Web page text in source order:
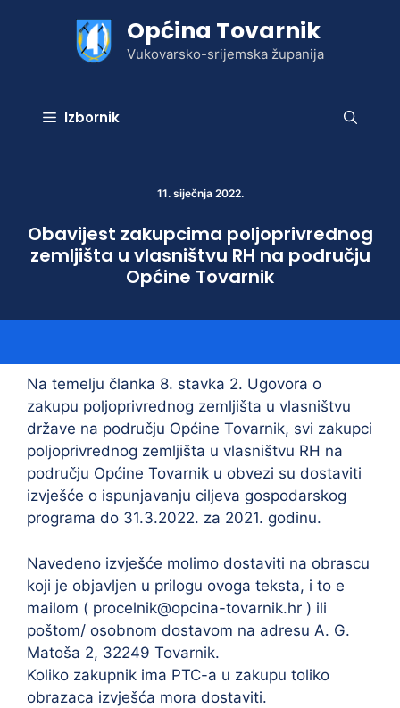
Općina Tovarnik
Vukovarsko-srijemska županija
Izbornik
11. siječnja 2022.
Obavijest zakupcima poljoprivrednog
zemljišta u vlasništvu RH na području
Općine Tovarnik
Na temelju članka 8. stavka 2. Ugovora o
zakupu poljoprivrednog zemljišta u vlasništvu
države na području Općine Tovarnik, svi zakupci
poljoprivrednog zemljišta u vlasništvu RH na
području Općine Tovarnik u obvezi su dostaviti
izvješće o ispunjavanju ciljeva gospodarskog
programa do 31.3.2022. za 2021. godinu.
Navedeno izvješće molimo dostaviti na obrascu
koji je objavljen u prilogu ovoga teksta, i to e
mailom ( procelnik@opcina-tovarnik.hr ) ili
poštom/ osobnom dostavom na adresu A. G.
Matoša 2, 32249 Tovarnik.
Koliko zakupnik ima PTC-a u zakupu toliko
obrazaca izvješća mora dostaviti.